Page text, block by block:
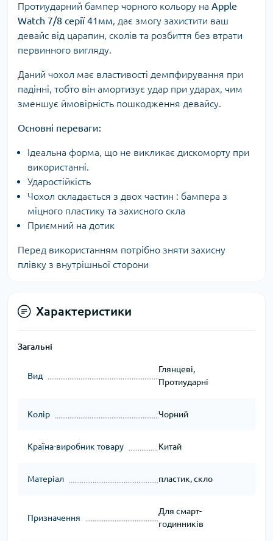
Протиударний бампер чорного кольору на Apple
Watch 7/8 серії 41мм, дає змогу захистити ваш
девайс від царапин, сколів та розбиття без втрати
первинного вигляду.
Даний чохол має властивості демпфирування при
падінні, тобто він амортизує удар при ударах, чим
зменшує ймовірність пошкодження девайсу.
Основні переваги:
Ідеальна форма, що не викликає дискоморту при
використанні.
Ударостійкість
Чохол складається з двох частин : бампера з
міцного пластику та захисного скла
Приємний на дотик
Перед використанням потрібно зняти захисну
плівку з внутрішньої сторони
Характеристики
Загальні
Вид
Глянцеві,
Протиударні
Колір Чорний
Країна-виробник товару Китай
Матеріал пластик, скло
Призначення
Для смарт-
годинників